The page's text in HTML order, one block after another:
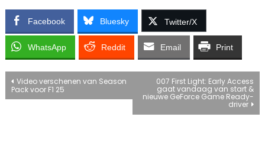
Facebook Bluesky Twitter/X
WhatsApp Reddit Email Print
Bericht
Video verschenen van Season
Pack voor F1 25
007 First Light: Early Access
gaat vandaag van start &
nieuwe GeForce Game Ready-
driver